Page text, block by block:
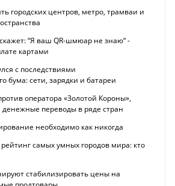
городских центров, метро, трамваи и
“Я ваш QR-шмюар не знаю“ -
картами
с последствиями
бума: сети, зарядки и батареи
оператора «Золотой Короны»,
денежные переводы в ряде стран
необходимо как никогда
самых умных городов мира: кто
стабилизировать цены на